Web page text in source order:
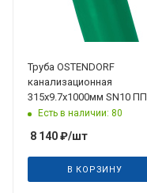
Труба OSTENDORF
канализационная
315х9.7х1000мм SN10 ПП
KG2000
Есть в наличии: 80
8 140₽/шт
В КОРЗИНУ